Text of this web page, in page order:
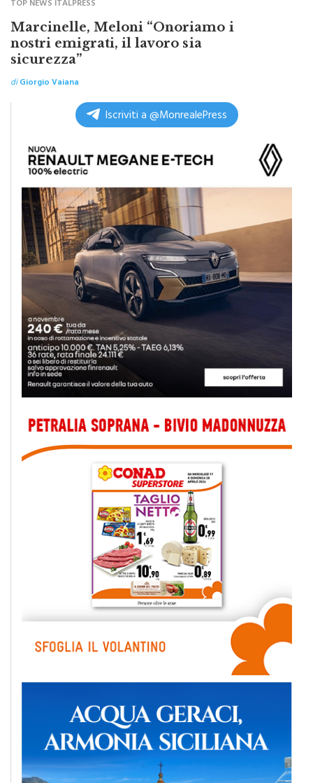
Marcinelle, Meloni “Onoriamo i
nostri emigrati, il lavoro sia
sicurezza”
diGiorgio Vaiana
Iscriviti a @MonrealePress